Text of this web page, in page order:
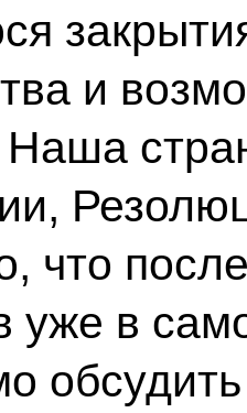
и
что
уже в